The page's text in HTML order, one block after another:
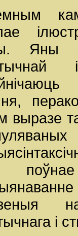
Яны
выразе
і